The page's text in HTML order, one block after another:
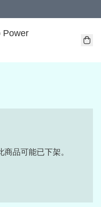
Power
品可能已下架。